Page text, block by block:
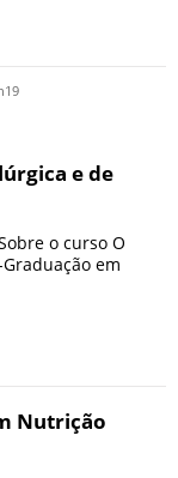
e de
o curso O
em
Nutrição